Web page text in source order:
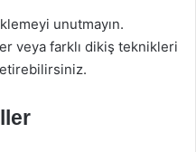
unutmayın.
veya farklı dikiş teknikleri